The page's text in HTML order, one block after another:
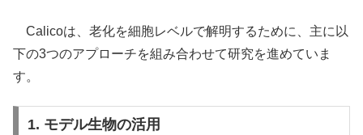
Calicoは、老化を細胞レベルで解明するために、主に以
下の3つのアプローチを組み合わせて研究を進めていま
す。
1. モデル生物の活用